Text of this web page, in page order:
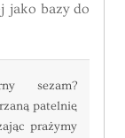
jako bazy do
sezam?
patelnię
prażymy